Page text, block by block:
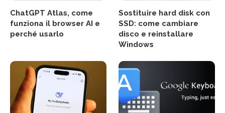
ChatGPT Atlas, come
funziona il browser AI e
perché usarlo
Sostituire hard disk con
SSD: come cambiare
disco e reinstallare
Windows